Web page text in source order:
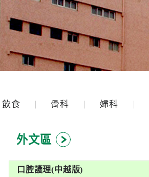
飲食 骨科 婦科
外文區
口腔護理(中越版)